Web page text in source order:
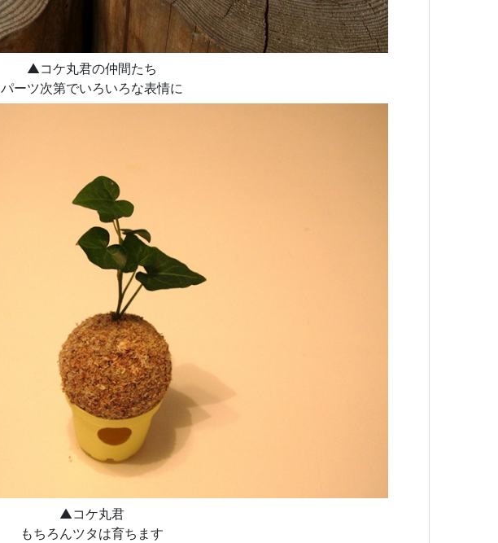
▲コケ丸君の仲間たち
パーツ次第でいろいろな表情に
▲コケ丸君
もちろんツタは育ちます